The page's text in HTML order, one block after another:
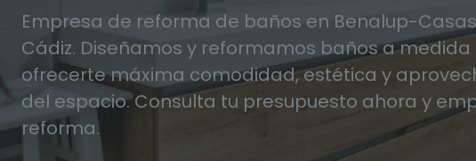
Empresa de reforma de baños en Benalup-
Cádiz. Diseñamos y reformamos baños a
ofrecerte máxima comodidad, estética y
del espacio. Consulta tu presupuesto ahora y
reforma.